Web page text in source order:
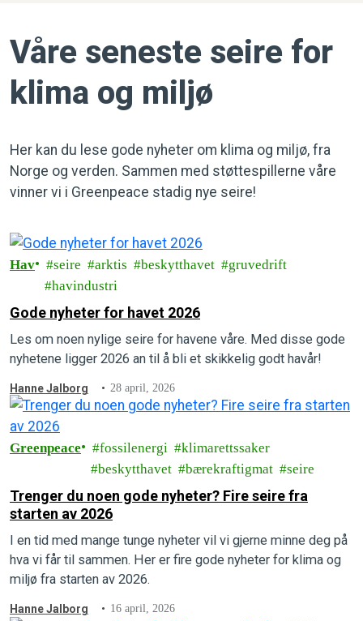
Våre seneste seire for
klima og miljø
Her kan du lese gode nyheter om klima og miljø, fra
Norge og verden. Sammen med støttespillerne våre
vinner vi i Greenpeace stadig nye seire!
Hav seire arktis beskytthavet
gruvedrift
havindustri
Gode nyheter for havet 2026
Les om noen nylige seire for havene våre. Med disse gode
nyhetene ligger 2026 an til å bli et skikkelig godt havår!
Hanne Jalborg 28 april, 2026
Greenpeace fossilenergi
klimarettssaker
beskytthavet
bærekraftigmat seire
Trenger du noen gode nyheter? Fire seire fra
starten av 2026
I en tid med mange tunge nyheter vil vi gjerne minne deg på
hva vi får til sammen. Her er fire gode nyheter for klima og
miljø fra starten av 2026.
Hanne Jalborg 16 april, 2026